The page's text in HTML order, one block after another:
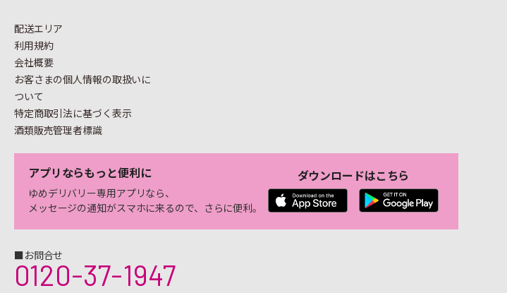
配送エリア
利用規約
会社概要
お客さまの個人情報の取扱いに
ついて
特定商取引法に基づく表示
酒類販売管理者標識
アプリならもっと便利に
ゆめデリバリー専用アプリなら、
メッセージの通知がスマホに来るので、さらに便利。
ダウンロードはこちら
■お問合せ
0120-37-1947